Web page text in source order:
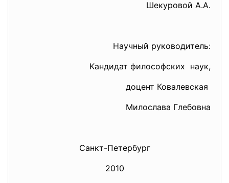
Шекуровой А.А.
Научный руководитель:
Кандидат философских наук,
доцент Ковалевская
Милослава Глебовна
Санкт-Петербург
2010